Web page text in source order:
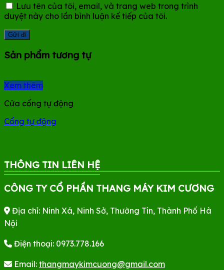
Lưu tên của tôi, email, và trang web trong trình
duyệt này cho lần bình luận kế tiếp của tôi.
Sản phẩm tương tự
Xem thêm
Cửa cổng tự động
Cổng tự động
THÔNG TIN LIÊN HỆ
CÔNG TY CỔ PHẦN THANG MÁY KIM CƯƠNG
Địa chỉ: Ninh Xá, Ninh Sở, Thường Tín, Thành Phố Hà
Nội
Điện thoại: 0973.778.166
Email: thangmaykimcuong@gmail.com